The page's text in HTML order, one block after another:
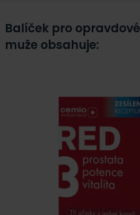
Balíček pro opravdové
muže obsahuje: